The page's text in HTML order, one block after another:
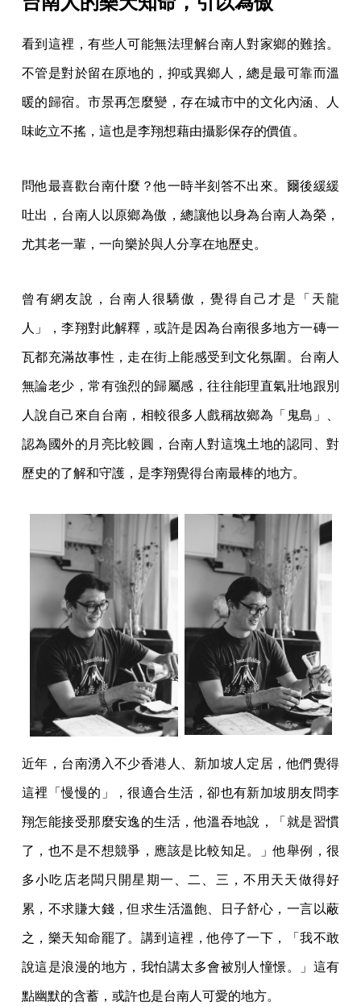
看到這裡，有些人可能無法理解台南人對家鄉的難捨。
不管是對於留在原地的，抑或異鄉人，總是最可靠而溫
暖的歸宿。市景再怎麼變，存在城市中的文化內涵、人
味屹立不搖，這也是李翔想藉由攝影保存的價值。
問他最喜歡台南什麼？他一時半刻答不出來。爾後緩緩
吐出，台南人以原鄉為傲，總讓他以身為台南人為榮，
尤其老一輩，一向樂於與人分享在地歷史。
曾有網友說，台南人很驕傲，覺得自己才是「天龍
人」，李翔對此解釋，或許是因為台南很多地方一磚一
瓦都充滿故事性，走在街上能感受到文化氛圍。台南人
無論老少，常有強烈的歸屬感，往往能理直氣壯地跟別
人說自己來自台南，相較很多人戲稱故鄉為「鬼島」、
認為國外的月亮比較圓，台南人對這塊土地的認同、對
歷史的了解和守護，是李翔覺得台南最棒的地方。
近年，台南湧入不少香港人、新加坡人定居，他們覺得
這裡「慢慢的」，很適合生活，卻也有新加坡朋友問李
翔怎能接受那麼安逸的生活，他溫吞地說，「就是習慣
了，也不是不想競爭，應該是比較知足。」他舉例，很
多小吃店老闆只開星期一、二、三，不用天天做得好
累，不求賺大錢，但求生活溫飽、日子舒心，一言以蔽
之，樂天知命罷了。講到這裡，他停了一下，「我不敢
說這是浪漫的地方，我怕講太多會被別人憧憬。」這有
點幽默的含蓄，或許也是台南人可愛的地方。